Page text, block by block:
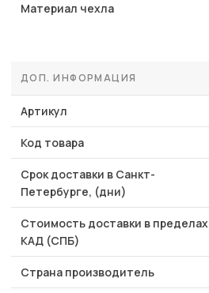
Материал чехла
ДОП. ИНФОРМАЦИЯ
Артикул
Код товара
Срок доставки в Санкт-
Петербурге, (дни)
Стоимость доставки в пределах
КАД (СПБ)
Страна производитель